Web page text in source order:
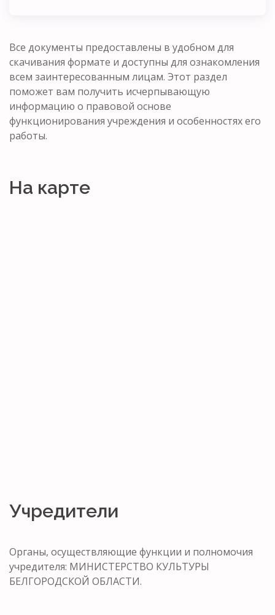
Все документы предоставлены в удобном для
скачивания формате и доступны для ознакомления
всем заинтересованным лицам. Этот раздел
поможет вам получить исчерпывающую
информацию о правовой основе
функционирования учреждения и особенностях его
работы.
На карте
Учредители
Органы, осуществляющие функции и полномочия
учредителя: МИНИСТЕРСТВО КУЛЬТУРЫ
БЕЛГОРОДСКОЙ ОБЛАСТИ.